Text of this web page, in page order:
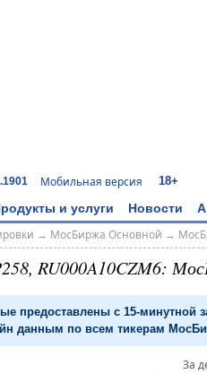
Мобильная версия 18+
и услуги Новости
→ МосБиржа Основной →
RU000A10CZM6:
предоставлены с 15-минутной
данным по всем тикерам
За